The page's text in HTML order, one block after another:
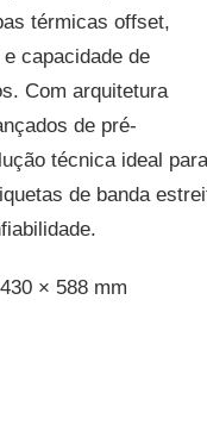
térmicas offset,
capacidade de
Com arquitetura
de pré-
técnica ideal para
de banda
× 588 mm